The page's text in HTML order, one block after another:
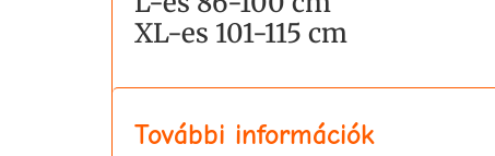
XL-es 101-115 cm
További információk